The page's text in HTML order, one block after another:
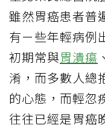
雖然胃癌患者普
有ㄧ些年輕病例
初期常與胃潰瘍 、
淆，而多數人總
的心態，而輕忽
往往已經是胃癌